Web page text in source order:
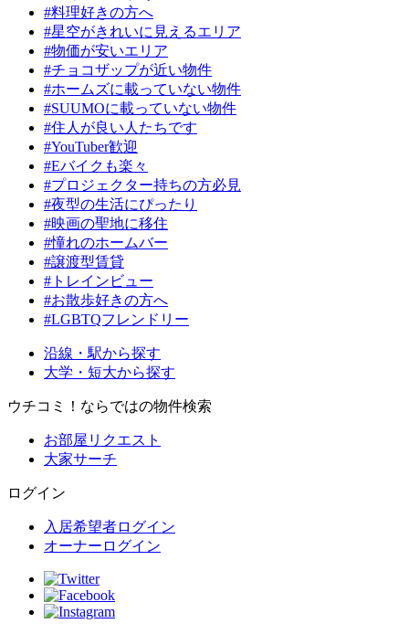
#料理好きの方へ
#星空がきれいに見えるエリア
#物価が安いエリア
#チョコザップが近い物件
#ホームズに載っていない物件
#SUUMOに載っていない物件
#住人が良い人たちです
#YouTuber歓迎
#Eバイクも楽々
#プロジェクター持ちの方必見
#夜型の生活にぴったり
#映画の聖地に移住
#憧れのホームバー
#譲渡型賃貸
#トレインビュー
#お散歩好きの方へ
#LGBTQフレンドリー
沿線・駅から探す
大学・短大から探す
ウチコミ！ならではの物件検索
お部屋リクエスト
大家サーチ
ログイン
入居希望者ログイン
オーナーログイン